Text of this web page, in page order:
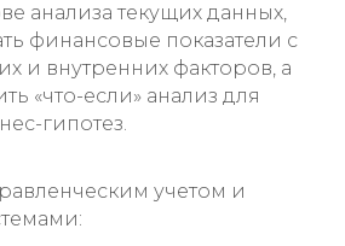
анализа текущих данных,
финансовые показатели с
и внутренних факторов, а
«что-если» анализ для
гипотез.
учетом и